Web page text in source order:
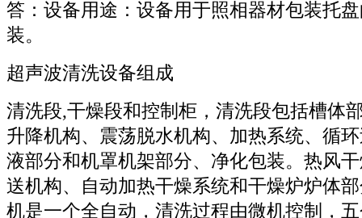
答：设备用途：设备用于照相器材包装托
装。
超声波清洗设备组成
清洗段,干燥段和控制柜，清洗段包括槽体
升降机构、震荡脱水机构、加热系统、循
液部分和机罩机架部分、净化包装。热风
送机构、自动加热干燥系统和干燥炉炉体
机是一个全自动，清洗过程由微机控制，